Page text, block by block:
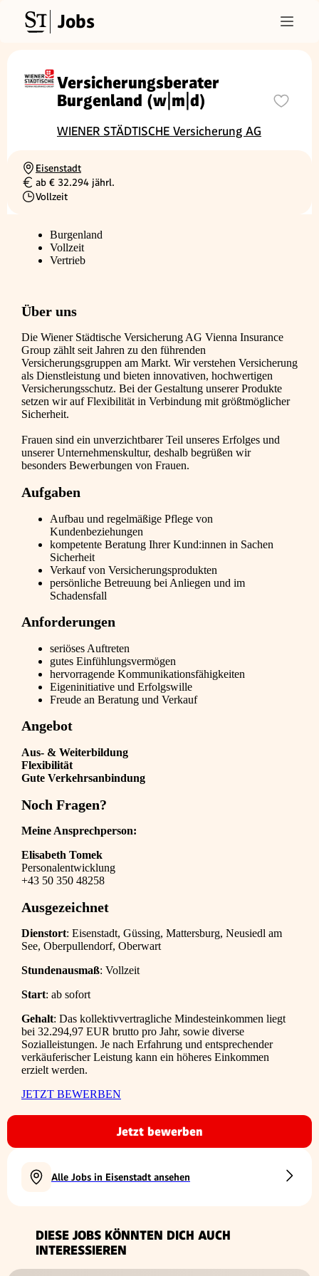
Jobs
Versicherungsberater
Burgenland (w|m|d)
WIENER STÄDTISCHE Versicherung AG
Ortschaft
Eisenstadt
Gehalt
ab € 32.294 jährl.
Beschäftigungsart
Vollzeit
Burgenland
Vollzeit
Vertrieb
Über uns
Die Wiener Städtische Versicherung AG Vienna Insurance
Group zählt seit Jahren zu den führenden
Versicherungsgruppen am Markt. Wir verstehen Versicherung
als Dienstleistung und bieten innovativen, hochwertigen
Versicherungsschutz. Bei der Gestaltung unserer Produkte
setzen wir auf Flexibilität in Verbindung mit größtmöglicher
Sicherheit.
Frauen sind ein unverzichtbarer Teil unseres Erfolges und
unserer Unternehmenskultur, deshalb begrüßen wir
besonders Bewerbungen von Frauen.
Aufgaben
Aufbau und regelmäßige Pflege von
Kundenbeziehungen
kompetente Beratung Ihrer Kund:innen in Sachen
Sicherheit
Verkauf von Versicherungsprodukten
persönliche Betreuung bei Anliegen und im
Schadensfall
Anforderungen
seriöses Auftreten
gutes Einfühlungsvermögen
hervorragende Kommunikationsfähigkeiten
Eigeninitiative und Erfolgswille
Freude an Beratung und Verkauf
Angebot
Aus- & Weiterbildung
Flexibilität
Gute Verkehrsanbindung
Noch Fragen?
Meine Ansprechperson:
Elisabeth Tomek
Personalentwicklung
+43 50 350 48258
Ausgezeichnet
Dienstort: Eisenstadt, Güssing, Mattersburg, Neusiedl am
See, Oberpullendorf, Oberwart
Stundenausmaß: Vollzeit
Start: ab sofort
Gehalt: Das kollektivvertragliche Mindesteinkommen liegt
bei 32.294,97 EUR brutto pro Jahr, sowie diverse
Sozialleistungen. Je nach Erfahrung und entsprechender
verkäuferischer Leistung kann ein höheres Einkommen
erzielt werden.
JETZT BEWERBEN
Jetzt bewerben
Alle Jobs in Eisenstadt ansehen
DIESE JOBS KÖNNTEN DICH AUCH
INTERESSIEREN